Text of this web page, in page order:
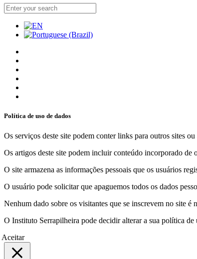
Política de uso de dados
Os serviços deste site podem conter links para outros sites
Os artigos deste site podem incluir conteúdo incorporado de
O site armazena as informações pessoais que os usuários
O usuário pode solicitar que apaguemos todos os dados
Nenhum dado sobre os visitantes que se inscrevem no site
O Instituto Serrapilheira pode decidir alterar a sua política
Aceitar